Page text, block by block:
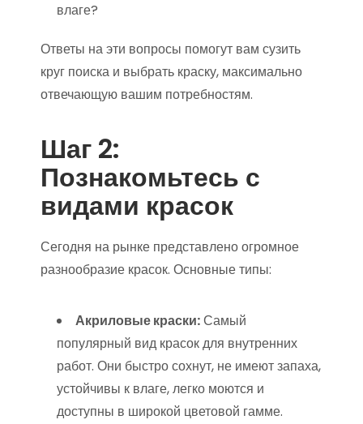
влаге?
Ответы на эти вопросы помогут вам сузить
круг поиска и выбрать краску, максимально
отвечающую вашим потребностям.
Шаг 2:
Познакомьтесь с
видами красок
Сегодня на рынке представлено огромное
разнообразие красок. Основные типы:
Акриловые краски:Самый
популярный вид красок для внутренних
работ. Они быстро сохнут, не имеют запаха,
устойчивы к влаге, легко моются и
доступны в широкой цветовой гамме.